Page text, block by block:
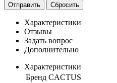
Отправить Сбросить
Характеристики
Отзывы
Задать вопрос
Дополнительно
Характеристики
Бренд CACTUS